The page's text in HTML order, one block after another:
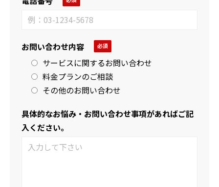
お問い合わせ内容
サービスに関するお問い合わせ
料金プランのご相談
その他のお問い合わせ
具体的なお悩み・お問い合わせ事項があればご記
入ください。